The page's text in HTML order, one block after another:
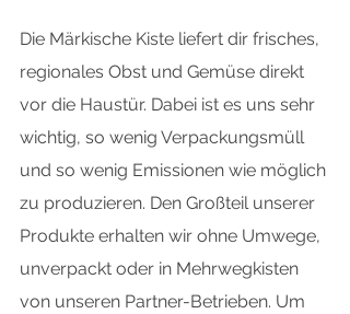
Die Märkische Kiste liefert dir frisches,
regionales Obst und Gemüse direkt
vor die Haustür. Dabei ist es uns sehr
wichtig, so wenig Verpackungsmüll
und so wenig Emissionen wie möglich
zu produzieren. Den Großteil unserer
Produkte erhalten wir ohne Umwege,
unverpackt oder in Mehrwegkisten
von unseren Partner-Betrieben. Um